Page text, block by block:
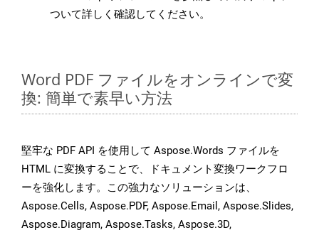
ついて詳しく確認してください。
Word PDF ファイルをオンラインで変
換: 簡単で素早い方法
堅牢な PDF API を使用して Aspose.Words ファイルを
HTML に変換することで、ドキュメント変換ワークフロ
ーを強化します。この強力なソリューションは、
Aspose.Cells, Aspose.PDF, Aspose.Email, Aspose.Slides,
Aspose.Diagram, Aspose.Tasks, Aspose.3D,